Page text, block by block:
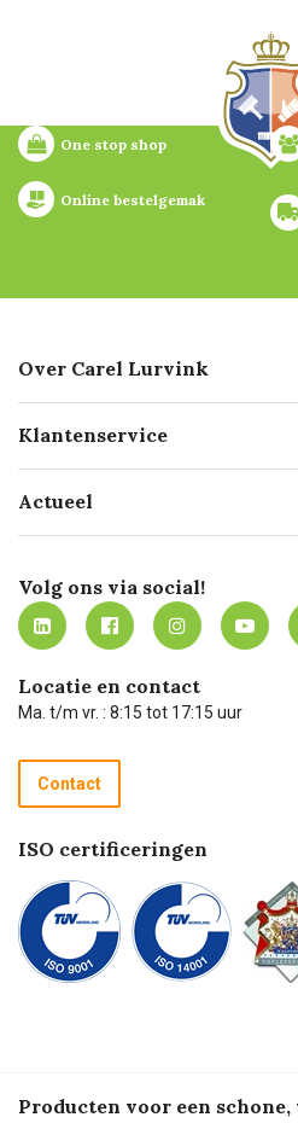
One stop shop
Online bestelgemak
Over Carel Lurvink
Geschiedenis
Missie
Werken bij Carel Lurvink
MVO
Klantenservice
Bezorgen
Mijn Carel Lurvink
Mijn Carel Lurvink instructievideo's
Carel Lurvink App
Hulp op afstand
Technische dienst
Recycle programma
Betalen
Actueel
Innovation LAB
Tevreden klanten
Carel Lurvink Blog
Carel de podcast
Volg ons via social!
Locatie en contact
Ma. t/m vr. : 8:15 tot 17:15 uur
Contact
ISO certificeringen
Producten voor een